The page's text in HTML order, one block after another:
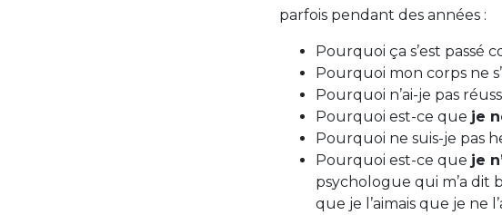
parfois pendant des années :
Pourquoi ça s’est passé
Pourquoi mon corps ne
Pourquoi n’ai-je pas
Pourquoi est-ce que je
Pourquoi ne suis-je pas
Pourquoi est-ce que je
psychologue qui m’a dit
que je l’aimais que je ne